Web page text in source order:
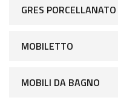
GRES PORCELLANATO
MOBILETTO
MOBILI DA BAGNO